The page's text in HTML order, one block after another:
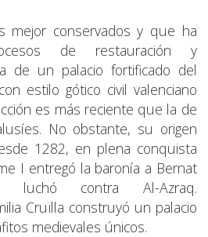
mejor conservados y que ha
de restauración y
de un palacio fortificado del
estilo gótico civil valenciano
es más reciente que la de
No obstante, su origen
1282, en plena conquista
I entregó la baronía a Bernat
contra Al-Azraq.
Cruïlla construyó un palacio
medievales únicos.